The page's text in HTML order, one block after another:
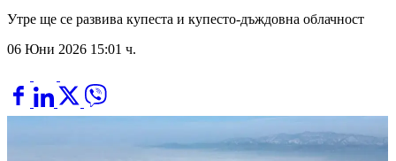
Утре ще се развива купеста и купесто-дъждовна облачност
06 Юни 2026 15:01 ч.